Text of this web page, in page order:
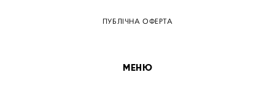
ПУБЛІЧНА ОФЕРТА
МЕНЮ